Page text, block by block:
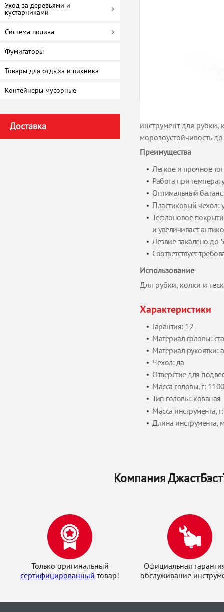
Уход за деревьями и
кустарниками
Система полива
Фумигаторы
Товары для отдыха и пикника
Контейнеры мусорные
Доставка
инструмент для
морозоустойчивость
Преимущества
Легкое и прочное
Работа при
Оптимальный баланс
Пластиковый чехол:
Тефлоновое
и увеличивает
Лезвие закалено до
Соответствует
Использование
Для рубки, колки и
Характеристики
Гарантия: 12
Материал головы:
Материал рукоятки:
Чехол: да
Отверстие для
Масса головы, г:
Тип головы: кованая
Масса инструмента,
Длина инструмента,
Компания
Только оригинальный
сертифицированный товар!
Официальная
обслуживание